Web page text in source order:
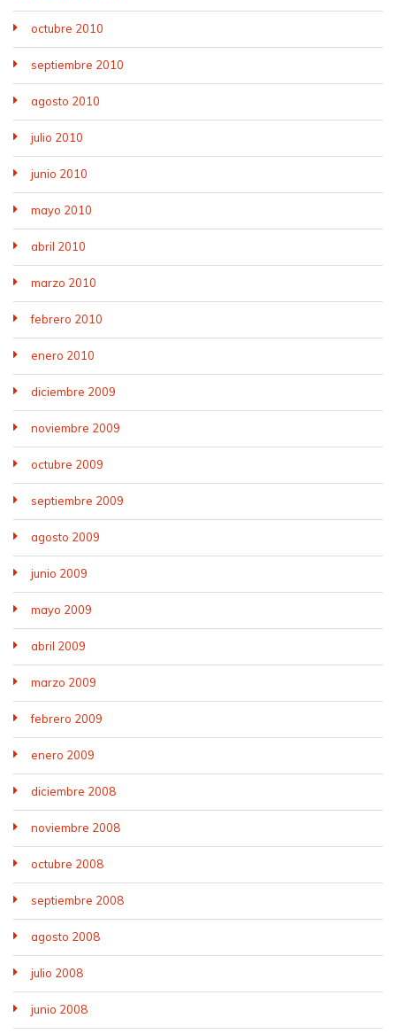
octubre 2010
septiembre 2010
agosto 2010
julio 2010
junio 2010
mayo 2010
abril 2010
marzo 2010
febrero 2010
enero 2010
diciembre 2009
noviembre 2009
octubre 2009
septiembre 2009
agosto 2009
junio 2009
mayo 2009
abril 2009
marzo 2009
febrero 2009
enero 2009
diciembre 2008
noviembre 2008
octubre 2008
septiembre 2008
agosto 2008
julio 2008
junio 2008